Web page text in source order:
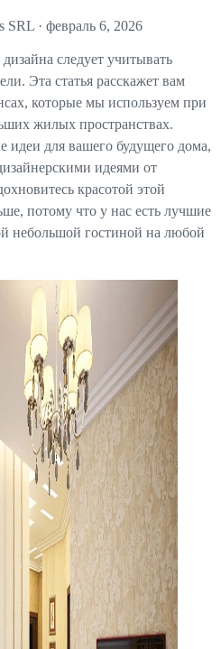
SRL · февраль 6, 2026
следует учитывать
Эта статья расскажет вам
которые мы используем при
жилых пространствах.
идеи для вашего будущего дома,
идеями от
красотой этой
потому что у нас есть лучшие
небольшой гостиной на любой